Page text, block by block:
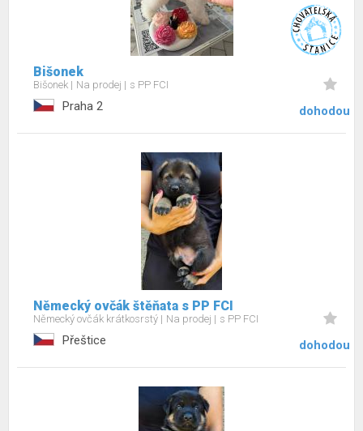
Bišonek
Bišonek Na prodej s PP FCI
Praha 2 dohodou
Německý ovčák štěňata s PP FCI
Německý ovčák krátkosrstý Na prodej s PP FCI
Přeštice dohodou